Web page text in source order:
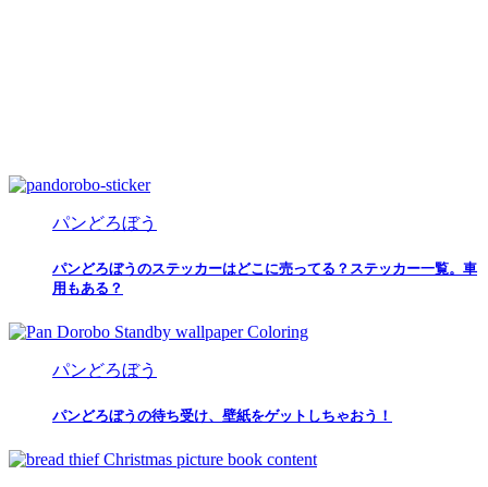
パンどろぼう
パンどろぼうのステッカーはどこに売ってる？ステッカー一覧。車
用もある？
パンどろぼう
パンどろぼうの待ち受け、壁紙をゲットしちゃおう！